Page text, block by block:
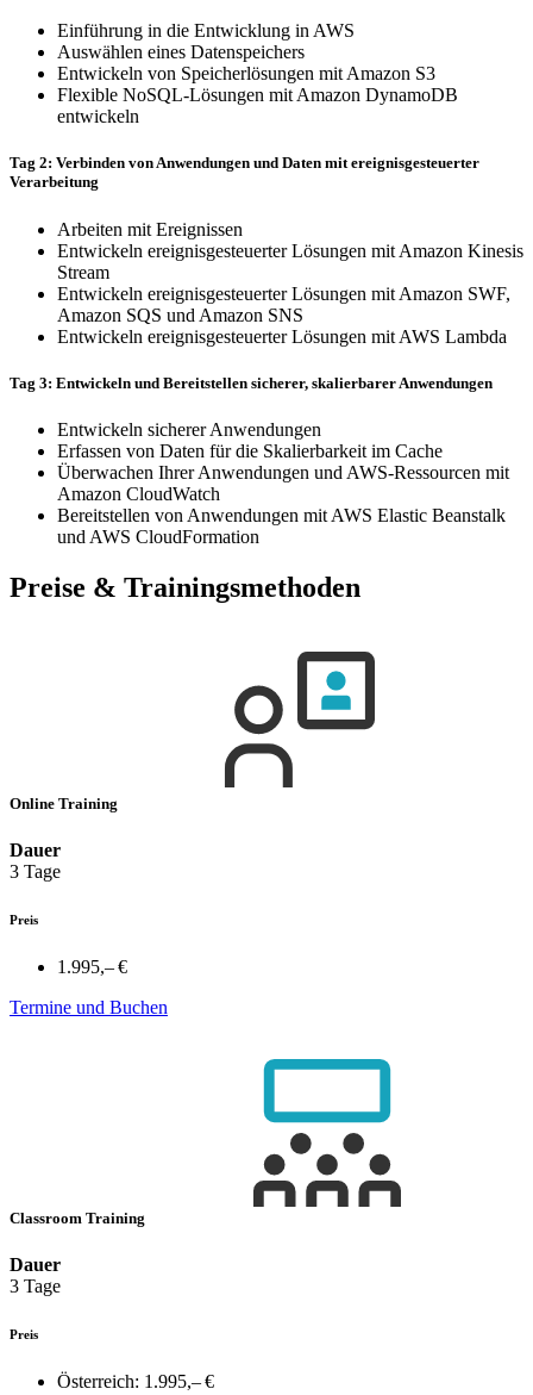
Einführung in die Entwicklung in AWS
Auswählen eines Datenspeichers
Entwickeln von Speicherlösungen mit Amazon S3
Flexible NoSQL-Lösungen mit Amazon DynamoDB
entwickeln
Tag 2: Verbinden von Anwendungen und Daten mit ereignisgesteuerter
Verarbeitung
Arbeiten mit Ereignissen
Entwickeln ereignisgesteuerter Lösungen mit Amazon Kinesis
Stream
Entwickeln ereignisgesteuerter Lösungen mit Amazon SWF,
Amazon SQS und Amazon SNS
Entwickeln ereignisgesteuerter Lösungen mit AWS Lambda
Tag 3: Entwickeln und Bereitstellen sicherer, skalierbarer Anwendungen
Entwickeln sicherer Anwendungen
Erfassen von Daten für die Skalierbarkeit im Cache
Überwachen Ihrer Anwendungen und AWS-Ressourcen mit
Amazon CloudWatch
Bereitstellen von Anwendungen mit AWS Elastic Beanstalk
und AWS CloudFormation
Preise & Trainingsmethoden
Online Training
Dauer
3 Tage
Preis
1.995,– €
Termine und Buchen
Classroom Training
Dauer
3 Tage
Preis
Österreich: 1.995,– €